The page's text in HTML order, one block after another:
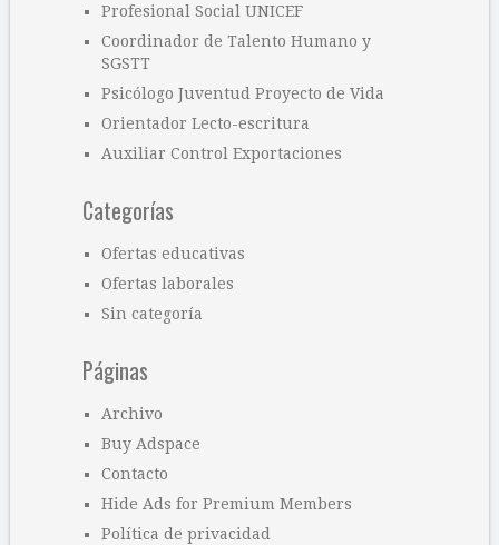
Profesional Social UNICEF
Coordinador de Talento Humano y
SGSTT
Psicólogo Juventud Proyecto de Vida
Orientador Lecto-escritura
Auxiliar Control Exportaciones
Categorías
Ofertas educativas
Ofertas laborales
Sin categoría
Páginas
Archivo
Buy Adspace
Contacto
Hide Ads for Premium Members
Política de privacidad